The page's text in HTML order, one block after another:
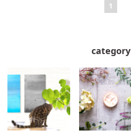
1
category